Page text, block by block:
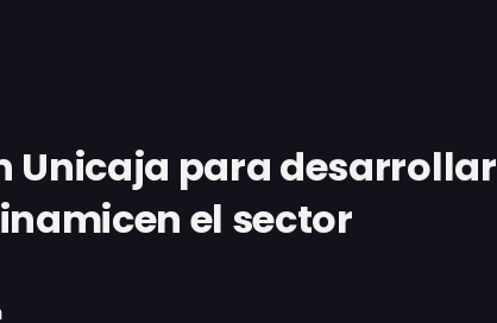
Unicaja para desarrollar
el sector